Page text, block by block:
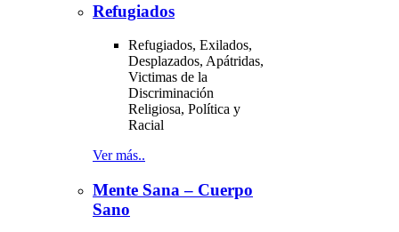
Refugiados
Refugiados, Exilados,
Desplazados, Apátridas,
Victimas de la
Discriminación
Religiosa, Política y
Racial
Ver más..
Mente Sana – Cuerpo
Sano